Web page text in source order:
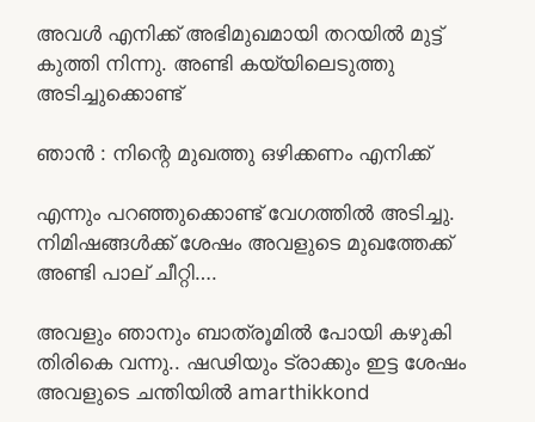
അവൾ എനിക്ക് അഭിമുഖമായി തറയിൽ മുട്ട്
കുത്തി നിന്നു. അണ്ടി കയ്യിലെടുത്തു
അടിച്ചുക്കൊണ്ട്
ഞാൻ : നിന്റെ മുഖത്തു ഒഴിക്കണം എനിക്ക്
എന്നും പറഞ്ഞുക്കൊണ്ട് വേഗത്തിൽ അടിച്ചു.
നിമിഷങ്ങൾക്ക് ശേഷം അവളുടെ മുഖത്തേക്ക്
അണ്ടി പാല് ചീറ്റി….
അവളും ഞാനും ബാത്രൂമിൽ പോയി കഴുകി
തിരികെ വന്നു.. ഷഢിയും ട്രാക്കും ഇട്ട ശേഷം
അവളുടെ ചന്തിയിൽ amarthikkond